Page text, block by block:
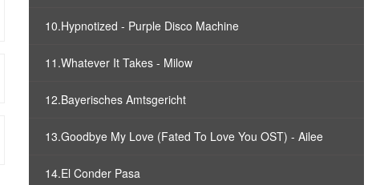
10.Hypnotized - Purple Disco Machine
11.Whatever It Takes - Milow
12.Bayerisches Amtsgericht
13.Goodbye My Love (Fated To Love You OST) - Ailee
14.El Conder Pasa